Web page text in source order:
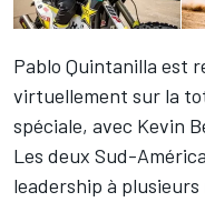
Pablo Quintanilla est
virtuellement sur la
spéciale, avec Kevin
Les deux Sud-
leadership à